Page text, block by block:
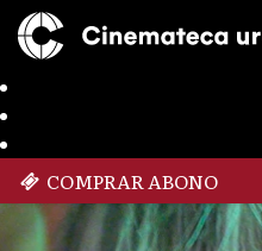
COMPRAR ABONO